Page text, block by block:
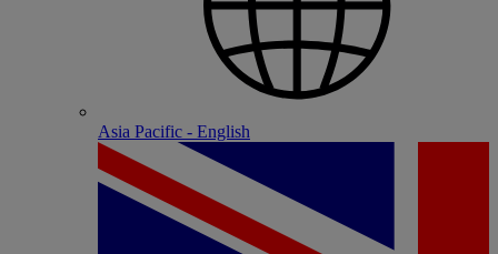
Asia Pacific - English